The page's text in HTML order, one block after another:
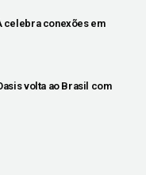
celebra conexões em
volta ao Brasil com